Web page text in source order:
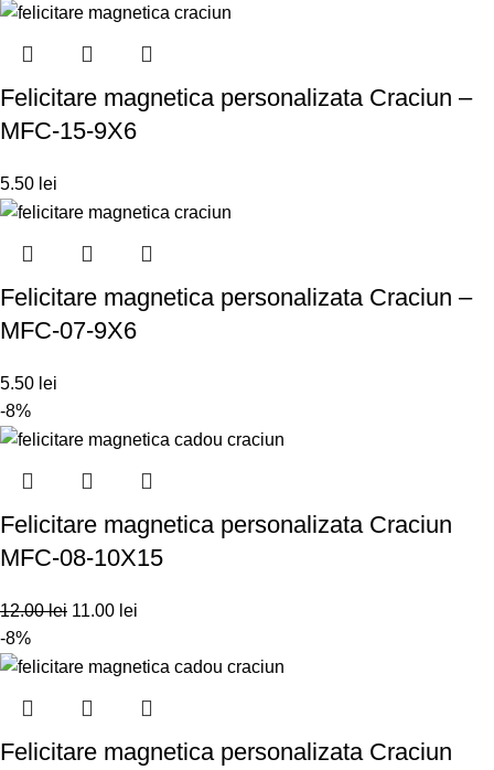
Felicitare magnetica personalizata Craciun –
MFC-15-9X6
5.50 lei
Felicitare magnetica personalizata Craciun –
MFC-07-9X6
5.50 lei
-8%
Felicitare magnetica personalizata Craciun
MFC-08-10X15
12.00lei 11.00 lei
-8%
Felicitare magnetica personalizata Craciun